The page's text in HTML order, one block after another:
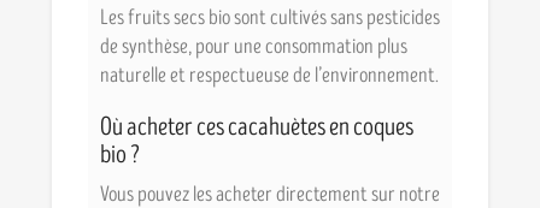
Les fruits secs bio sont cultivés sans pesticides
de synthèse, pour une consommation plus
naturelle et respectueuse de l’environnement.
Où acheter ces cacahuètes en coques
bio ?
Vous pouvez les acheter directement sur notre